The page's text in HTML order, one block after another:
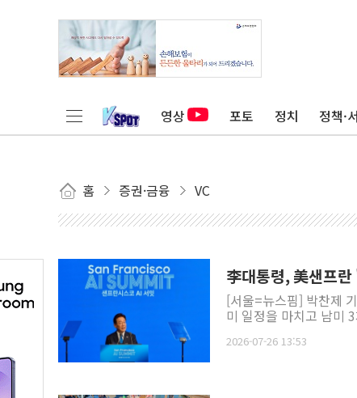
영상 포토 정치 정책·
홈 증권·금융 VC
李대통령, 美샌프
[서울=뉴스핌] 박찬제
미 일정을 마치고 남미
2026-07-26 13:53